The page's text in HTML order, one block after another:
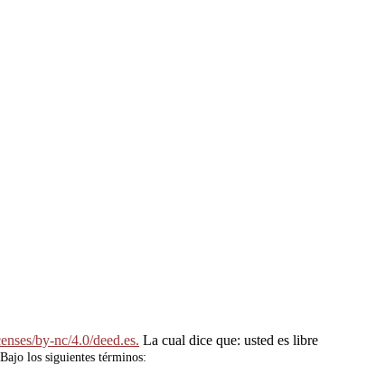
by-nc/4.0/deed.es. La cual dice que: usted es libre
los siguientes términos: